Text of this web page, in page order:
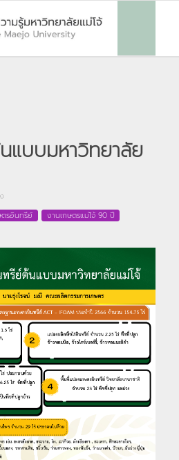
บบมหาวิทยาลัย
ตรอินทรีย์ งานเกษตรแม่โจ้ 90 ปี